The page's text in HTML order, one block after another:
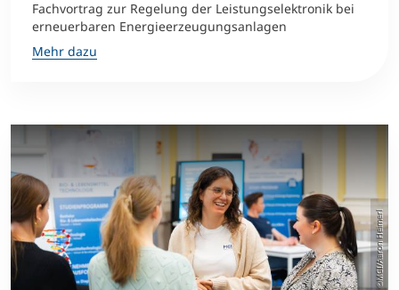
Study Finder Bachelor/Master
Masterclasses
Technische Weiterbildung
Maßgeschneiderte Programme
Fachvortrag zur Regelung der Leistungselektronik bei
erneuerbaren Energieerzeugungsanlagen
Mehr dazu
©MCI/Aaron Heimerl